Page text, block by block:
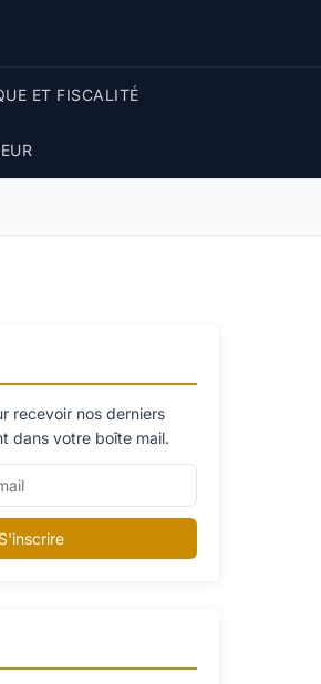
ET FISCALITÉ
recevoir nos derniers
dans votre boîte mail.
S'inscrire